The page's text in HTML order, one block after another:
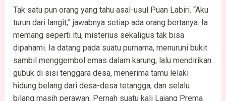
Tak satu pun orang yang tahu asal-usul Puan Labiri. “Aku
turun dari langit,” jawabnya setiap ada orang bertanya. Ia
memang seperti itu, misterius sekaligus tak bisa
dipahami. Ia datang pada suatu purnama, menuruni bukit
sambil menggembol emas dalam karung, lalu mendirikan
gubuk di sisi tenggara desa, menerima tamu lelaki
hidung belang dari desa-desa tetangga, dan selalu
bilang masih perawan. Pernah suatu kali Lajang Prema